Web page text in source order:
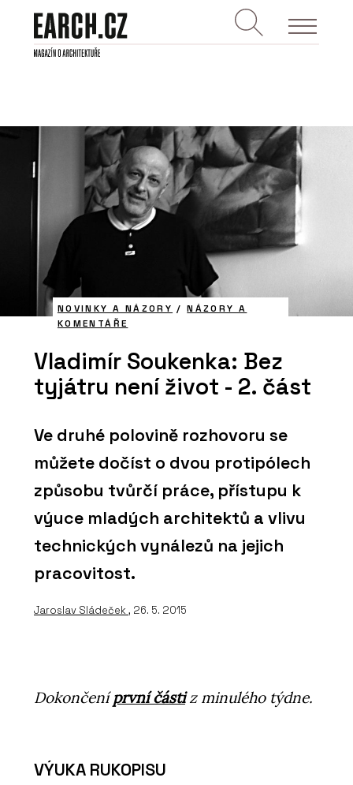
NOVINKY A NÁZORY /NÁZORY A
KOMENTÁŘE
Vladimír Soukenka: Bez
tyjátru není život - 2. část
Ve druhé polovině rozhovoru se
můžete dočíst o dvou protipólech
způsobu tvůrčí práce, přístupu k
výuce mladých architektů a vlivu
technických vynálezů na jejich
pracovitost.
Jaroslav Sládeček , 26. 5. 2015
Dokončeníprvní částiz minulého týdne.
VÝUKA RUKOPISU